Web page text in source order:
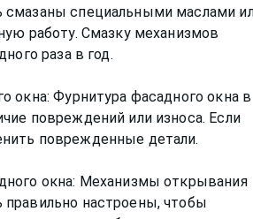
специальными маслами
работу. Смазку механизмов
раза в год.
окна: Фурнитура фасадного окна в
повреждений или износа. Если
поврежденные детали.
окна: Механизмы открывания
настроены, чтобы